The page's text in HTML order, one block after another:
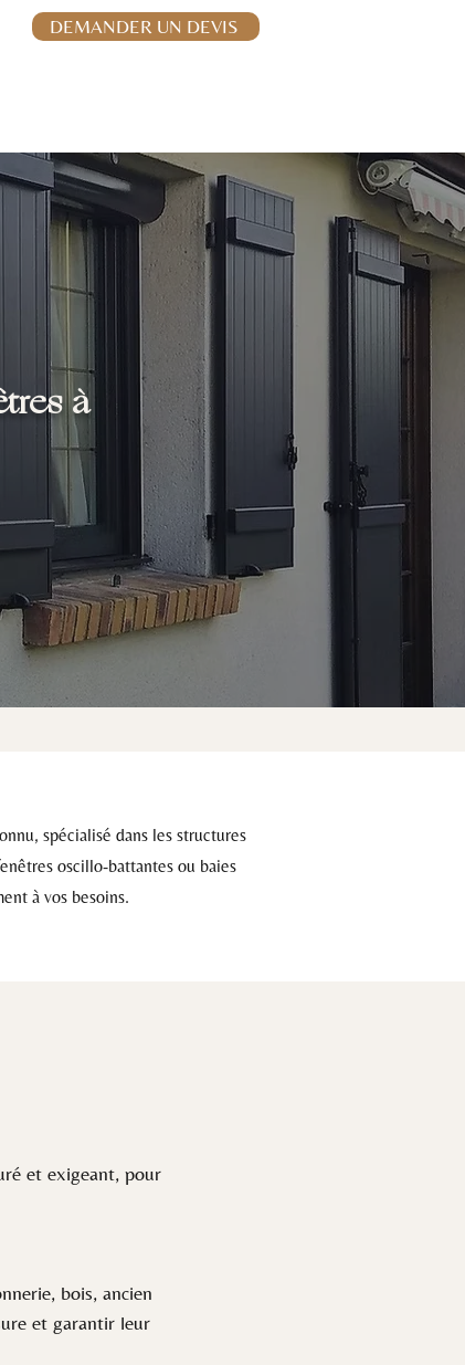
DEMANDER UN DEVIS
à
spécialisé dans les structures
oscillo-battantes ou baies
à vos besoins.
et exigeant, pour
bois, ancien
et garantir leur